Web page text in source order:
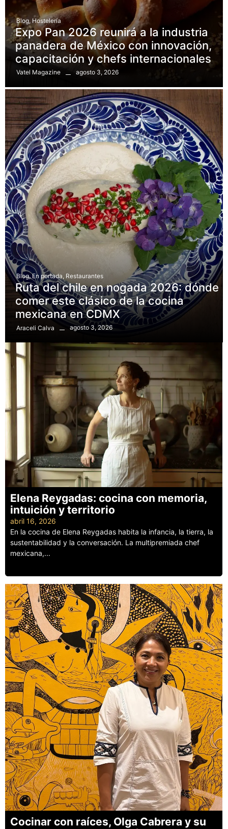
Blog, Hostelería
Expo Pan 2026 reunirá a la industria
panadera de México con innovación,
capacitación y chefs internacionales
Vatel Magazine agosto 3, 2026
Blog, En portada Restaurantes
Ruta del chile en nogada 2026: dónde
comer este clásico de la cocina
mexicana en CDMX
Araceli Calva agosto 3, 2026
Elena Reygadas: cocina con memoria,
intuición y territorio
abril 16, 2026
En la cocina de Elena Reygadas habita la infancia, la tierra, la
sustentabilidad y la conversación. La multipremiada chef
mexicana,...
Cocinar con raíces, Olga Cabrera y su